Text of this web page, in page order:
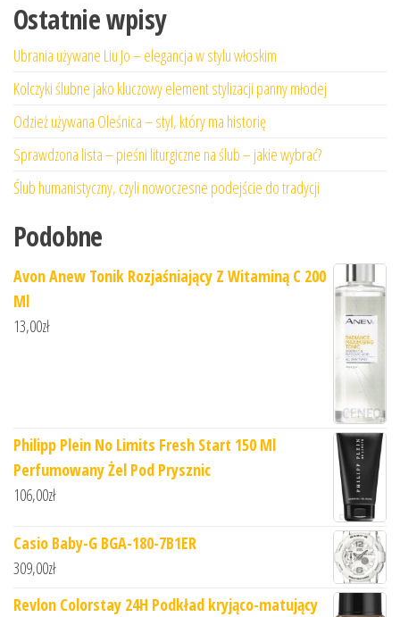
Ostatnie wpisy
Ubrania używane Liu Jo – elegancja w stylu włoskim
Kolczyki ślubne jako kluczowy element stylizacji panny młodej
Odzież używana Oleśnica – styl, który ma historię
Sprawdzona lista – pieśni liturgiczne na ślub – jakie wybrać?
Ślub humanistyczny, czyli nowoczesne podejście do tradycji
Podobne
Avon Anew Tonik Rozjaśniający Z Witaminą C 200
Ml
13,00zł
Philipp Plein No Limits Fresh Start 150 Ml
Perfumowany Żel Pod Prysznic
106,00zł
Casio Baby-G BGA-180-7B1ER
309,00zł
Revlon Colorstay 24H Podkład kryjąco-matujący